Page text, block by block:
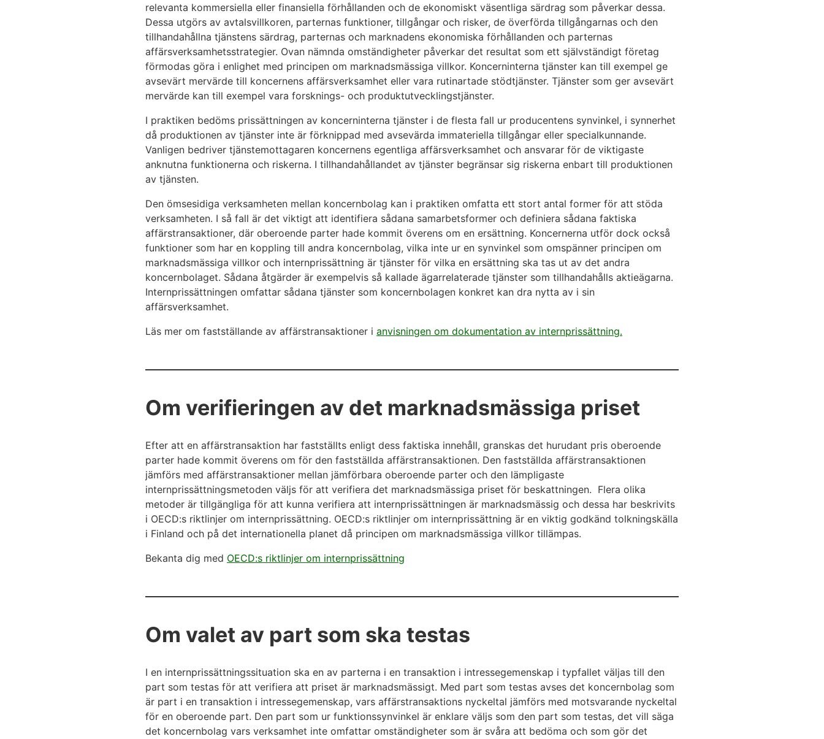
relevanta kommersiella eller finansiella förhållanden och de ekonomiskt väsentliga särdrag som påverkar dessa.
Dessa utgörs av avtalsvillkoren, parternas funktioner, tillgångar och risker, de överförda tillgångarnas och den
tillhandahållna tjänstens särdrag, parternas och marknadens ekonomiska förhållanden och parternas
affärsverksamhetsstrategier. Ovan nämnda omständigheter påverkar det resultat som ett självständigt företag
förmodas göra i enlighet med principen om marknadsmässiga villkor. Koncerninterna tjänster kan till exempel ge
avsevärt mervärde till koncernens affärsverksamhet eller vara rutinartade stödtjänster. Tjänster som ger avsevärt
mervärde kan till exempel vara forsknings- och produktutvecklingstjänster.
I praktiken bedöms prissättningen av koncerninterna tjänster i de flesta fall ur producentens synvinkel, i synnerhet
då produktionen av tjänster inte är förknippad med avsevärda immateriella tillgångar eller specialkunnande.
Vanligen bedriver tjänstemottagaren koncernens egentliga affärsverksamhet och ansvarar för de viktigaste
anknutna funktionerna och riskerna. I tillhandahållandet av tjänster begränsar sig riskerna enbart till produktionen
av tjänsten.
Den ömsesidiga verksamheten mellan koncernbolag kan i praktiken omfatta ett stort antal former för att stöda
verksamheten. I så fall är det viktigt att identifiera sådana samarbetsformer och definiera sådana faktiska
affärstransaktioner, där oberoende parter hade kommit överens om en ersättning. Koncernerna utför dock också
funktioner som har en koppling till andra koncernbolag, vilka inte ur en synvinkel som omspänner principen om
marknadsmässiga villkor och internprissättning är tjänster för vilka en ersättning ska tas ut av det andra
koncernbolaget. Sådana åtgärder är exempelvis så kallade ägarrelaterade tjänster som tillhandahålls aktieägarna.
Internprissättningen omfattar sådana tjänster som koncernbolagen konkret kan dra nytta av i sin
affärsverksamhet.
Läs mer om fastställande av affärstransaktioner i anvisningen om dokumentation av internprissättning.
Om verifieringen av det marknadsmässiga priset
Efter att en affärstransaktion har fastställts enligt dess faktiska innehåll, granskas det hurudant pris oberoende
parter hade kommit överens om för den fastställda affärstransaktionen. Den fastställda affärstransaktionen
jämförs med affärstransaktioner mellan jämförbara oberoende parter och den lämpligaste
internprissättningsmetoden väljs för att verifiera det marknadsmässiga priset för beskattningen. Flera olika
metoder är tillgängliga för att kunna verifiera att internprissättningen är marknadsmässig och dessa har beskrivits
i OECD:s riktlinjer om internprissättning. OECD:s riktlinjer om internprissättning är en viktig godkänd tolkningskälla
i Finland och på det internationella planet då principen om marknadsmässiga villkor tillämpas.
Bekanta dig med OECD:s riktlinjer om internprissättning
Om valet av part som ska testas
I en internprissättningssituation ska en av parterna i en transaktion i intressegemenskap i typfallet väljas till den
part som testas för att verifiera att priset är marknadsmässigt. Med part som testas avses det koncernbolag som
är part i en transaktion i intressegemenskap, vars affärstransaktions nyckeltal jämförs med motsvarande nyckeltal
för en oberoende part. Den part som ur funktionssynvinkel är enklare väljs som den part som testas, det vill säga
det koncernbolag vars verksamhet inte omfattar omständigheter som är svåra att bedöma och som gör det